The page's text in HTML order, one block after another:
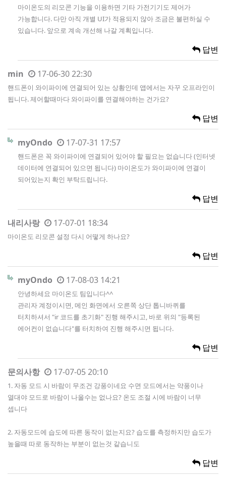
마이온도의 리모콘 기능을 이용하면 기타 가전기기도 제어가
가능합니다. 다만 아직 개별 UI가 적용되지 않아 조금은 불편하실 수
있습니다. 앞으로 계속 개선해 나갈 계획입니다.
답변
min 17-06-30 22:30
핸드폰이 와이파이에 연결되어 있는 상황인데 앱에서는 자꾸 오프라인이
됩니다. 제어할때마다 와이파이를 연결해야하는 건가요?
답변
myOndo 17-07-31 17:57
핸드폰은 꼭 와이파이에 연결되어 있어야 할 필요는 없습니다 (인터넷
데이터에 연결되어 있으면 됩니다) 마이온도가 와이파이에 연결이
되어있는지 확인 부탁드립니다.
답변
내리사랑 17-07-01 18:34
마이온도 리모콘 설정 다시 어떻게 하나요?
답변
myOndo 17-08-03 14:21
안녕하세요 마이온도 팀입니다^^
관리자 계정이시면, 메인 화면에서 오른쪽 상단 톱니바퀴를
터치하셔서 "ir 코드를 초기화" 진행 해주시고, 바로 위의 "등록된
에어컨이 없습니다"를 터치하여 진행 해주시면 됩니다.
답변
문의사항 17-07-05 20:10
1. 자동 모드 시 바람이 무조건 강풍이네요 수면 모드에서는 약풍이나
열대야 모드로 바람이 나올수는 없나요? 온도 조절 시에 바람이 너무
셉니다
2. 자동모드에 습도에 따른 동작이 없는지요? 습도를 측정하지만 습도가
높을때 따로 동작하는 부분이 없는것 같습니도
답변